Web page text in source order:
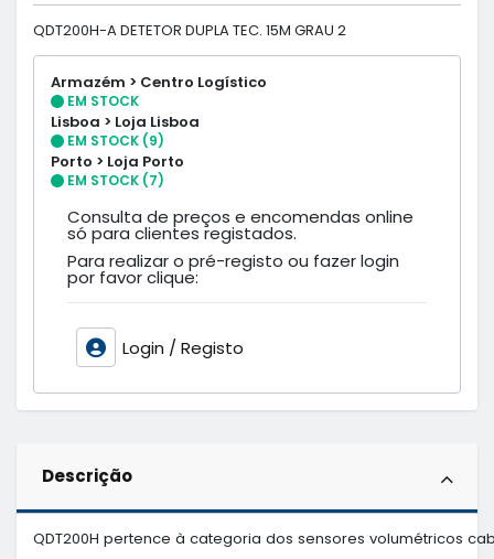
QDT200H-A DETETOR DUPLA TEC. 15M GRAU 2
Armazém > Centro Logístico
EM STOCK
Lisboa > Loja Lisboa
EM STOCK (9)
Porto > Loja Porto
EM STOCK (7)
Consulta de preços e encomendas online
só para clientes registados.
Para realizar o pré-registo ou fazer login
por favor clique:
Login / Registo
Descrição
QDT200H pertence à categoria dos sensores volumétricos